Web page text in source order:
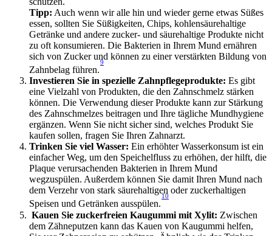
Tipp: Auch wenn wir alle hin und wieder gerne etwas Süßes
essen, sollten Sie Süßigkeiten, Chips, kohlensäurehaltige
Getränke und andere zucker- und säurehaltige Produkte nicht
zu oft konsumieren. Die Bakterien in Ihrem Mund ernähren
sich von Zucker und können zu einer verstärkten Bildung von
Zahnbelag führen.
9
Investieren Sie in spezielle Zahnpflegeprodukte: Es gibt
eine Vielzahl von Produkten, die den Zahnschmelz stärken
können. Die Verwendung dieser Produkte kann zur Stärkung
des Zahnschmelzes beitragen und Ihre tägliche Mundhygiene
ergänzen. Wenn Sie nicht sicher sind, welches Produkt Sie
kaufen sollen, fragen Sie Ihren Zahnarzt.
Trinken Sie viel Wasser: Ein erhöhter Wasserkonsum ist ein
einfacher Weg, um den Speichelfluss zu erhöhen, der hilft, die
Plaque verursachenden Bakterien in Ihrem Mund
wegzuspülen. Außerdem können Sie damit Ihren Mund nach
dem Verzehr von stark säurehaltigen oder zuckerhaltigen
Speisen und Getränken ausspülen.
10
Kauen Sie zuckerfreien Kaugummi mit Xylit: Zwischen
dem Zähneputzen kann das Kauen von Kaugummi helfen,